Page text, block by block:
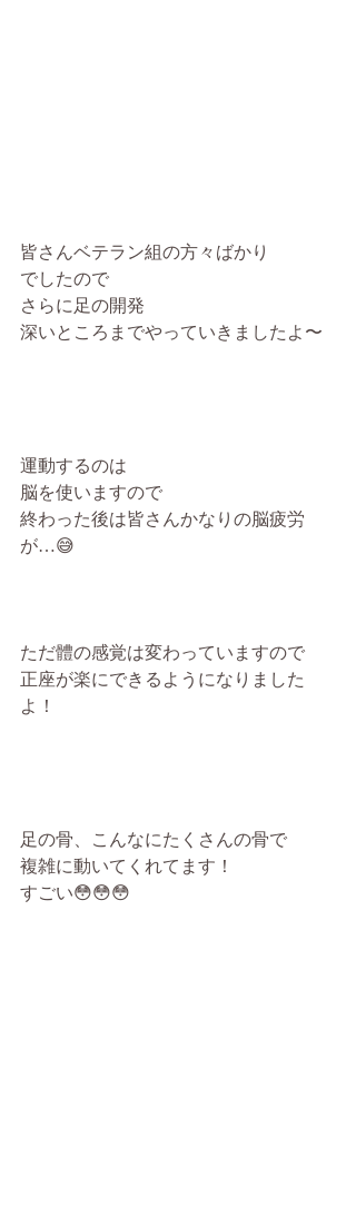
皆さんベテラン組の方々ばかり
でしたので
さらに足の開発
深いところまでやっていきましたよ〜
運動するのは
脳を使いますので
終わった後は皆さんかなりの脳疲労
が…😅
ただ體の感覚は変わっていますので
正座が楽にできるようになりました
よ！
足の骨、こんなにたくさんの骨で
複雑に動いてくれてます！
すごい😳😳😳